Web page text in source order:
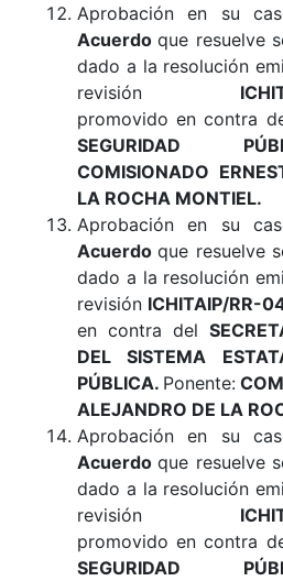
Aprobación en su
Acuerdoque resuelve
dado a la resolución
revisión ICHITAIP/
promovido en contra
SEGURIDAD
COMISIONADO
LA ROCHA MONTIEL.
Aprobación en su
Acuerdoque resuelve
dado a la resolución
revisión ICHITAIP/RR-
en contra del
DEL SISTEMA
PÚBLICA. Ponente:
ALEJANDRO DE LA
Aprobación en su
Acuerdoque resuelve
dado a la resolución
revisión ICHITAIP/
promovido en contra
SEGURIDAD